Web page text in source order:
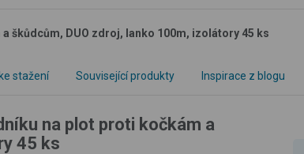
škůdcům, DUO zdroj, lanko 100m, izolátory 45 ks
stažení Související produkty Inspirace z blogu
na plot proti kočkám a
45 ks